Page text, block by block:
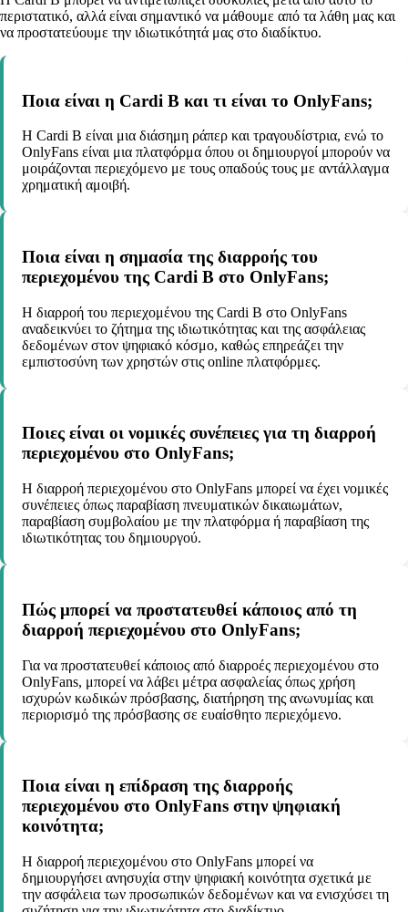
περιστατικό, αλλά είναι σημαντικό να μάθουμε από τα λάθη μας και
να προστατεύουμε την ιδιωτικότητά μας στο διαδίκτυο.
Ποια είναι η Cardi B και τι είναι το OnlyFans;
Η Cardi B είναι μια διάσημη ράπερ και τραγουδίστρια, ενώ το
OnlyFans είναι μια πλατφόρμα όπου οι δημιουργοί μπορούν να
μοιράζονται περιεχόμενο με τους οπαδούς τους με αντάλλαγμα
χρηματική αμοιβή.
Ποια είναι η σημασία της διαρροής του
περιεχομένου της Cardi B στο OnlyFans;
Η διαρροή του περιεχομένου της Cardi B στο OnlyFans
αναδεικνύει το ζήτημα της ιδιωτικότητας και της ασφάλειας
δεδομένων στον ψηφιακό κόσμο, καθώς επηρεάζει την
εμπιστοσύνη των χρηστών στις online πλατφόρμες.
Ποιες είναι οι νομικές συνέπειες για τη διαρροή
περιεχομένου στο OnlyFans;
Η διαρροή περιεχομένου στο OnlyFans μπορεί να έχει νομικές
συνέπειες όπως παραβίαση πνευματικών δικαιωμάτων,
παραβίαση συμβολαίου με την πλατφόρμα ή παραβίαση της
ιδιωτικότητας του δημιουργού.
Πώς μπορεί να προστατευθεί κάποιος από τη
διαρροή περιεχομένου στο OnlyFans;
Για να προστατευθεί κάποιος από διαρροές περιεχομένου στο
OnlyFans, μπορεί να λάβει μέτρα ασφαλείας όπως χρήση
ισχυρών κωδικών πρόσβασης, διατήρηση της ανωνυμίας και
περιορισμό της πρόσβασης σε ευαίσθητο περιεχόμενο.
Ποια είναι η επίδραση της διαρροής
περιεχομένου στο OnlyFans στην ψηφιακή
κοινότητα;
Η διαρροή περιεχομένου στο OnlyFans μπορεί να
δημιουργήσει ανησυχία στην ψηφιακή κοινότητα σχετικά με
την ασφάλεια των προσωπικών δεδομένων και να ενισχύσει τη